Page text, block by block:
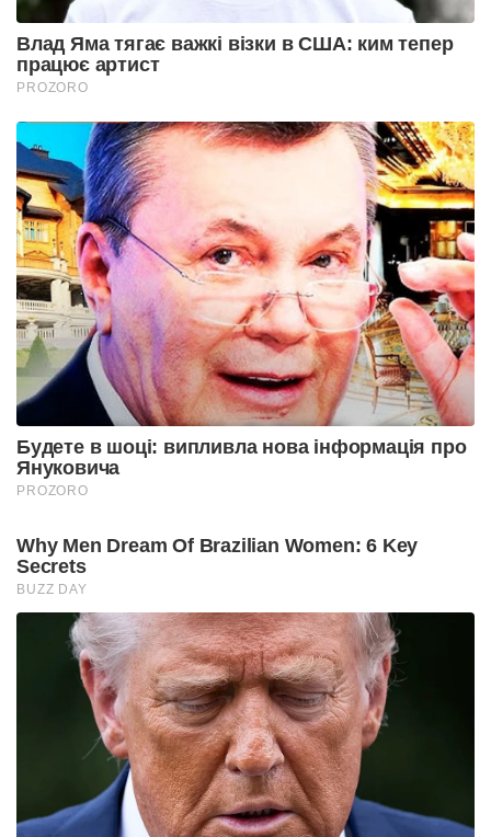
Влад Яма тягає важкі візки в США: ким тепер
працює артист
PROZORO
Будете в шоці: випливла нова інформація про
Януковича
PROZORO
Why Men Dream Of Brazilian Women: 6 Key
Secrets
BUZZ DAY